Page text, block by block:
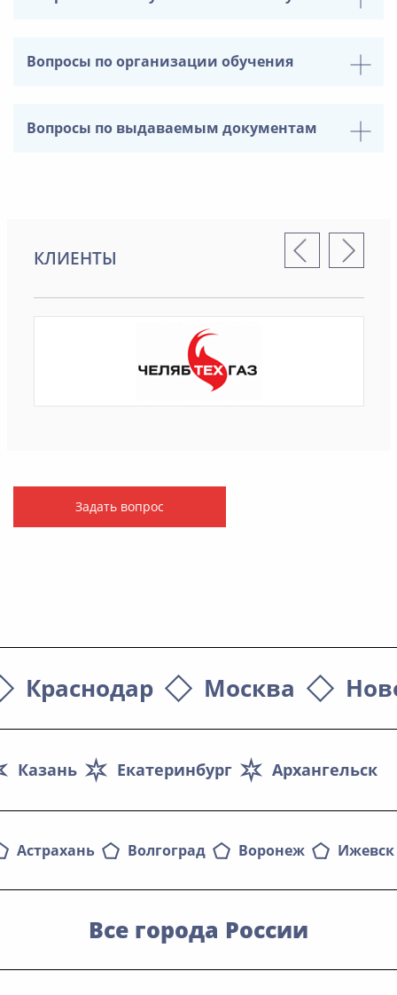
Вопросы по организации обучения
Вопросы по выдаваемым документам
КЛИЕНТЫ
Задать вопрос
Краснодар Москва
Архангельск
Екатеринбург
Казань
Астрахань Волгоград Воронеж Ижевск
Все города России